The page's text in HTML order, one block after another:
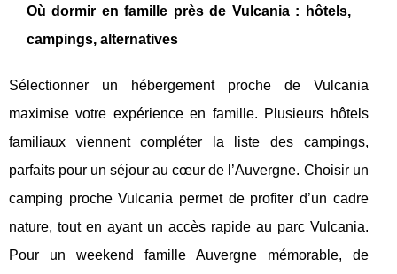
Où dormir en famille près de Vulcania : hôtels,
campings, alternatives
Sélectionner un hébergement proche de Vulcania
maximise votre expérience en famille. Plusieurs hôtels
familiaux viennent compléter la liste des campings,
parfaits pour un séjour au cœur de l’Auvergne. Choisir un
camping proche Vulcania permet de profiter d’un cadre
nature, tout en ayant un accès rapide au parc Vulcania.
Pour un weekend famille Auvergne mémorable, de